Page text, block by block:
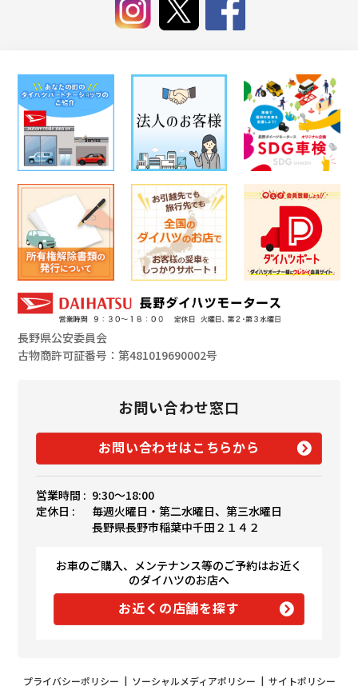
長野県公安委員会
古物商許可証番号：第481019690002号
お問い合わせ窓口
お問い合わせはこちらから
営業時間 : 9:30〜18:00
定休日 :
毎週火曜日・第二水曜日、第三水曜日
長野県長野市稲葉中千田２１４２
お車のご購入、メンテナンス等のご予約はお近く
のダイハツのお店へ
お近くの店舗を探す
プライバシーポリシー | ソーシャルメディアポリシー | サイトポリシー